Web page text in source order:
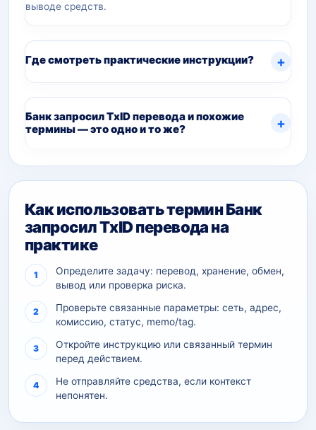
выводе средств.
Где смотреть практические инструкции?
Банк запросил TxID перевода и похожие
термины — это одно и то же?
Как использовать термин Банк
запросил TxID перевода на
практике
Определите задачу: перевод, хранение, обмен,
вывод или проверка риска.
Проверьте связанные параметры: сеть, адрес,
комиссию, статус, memo/tag.
Откройте инструкцию или связанный термин
перед действием.
Не отправляйте средства, если контекст
непонятен.